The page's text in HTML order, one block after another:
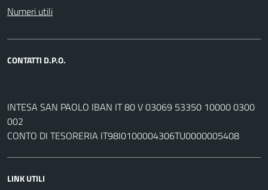
Numeri utili
CONTATTI D.P.O.
INTESA SAN PAOLO IBAN IT 80 V 03069 53350 10000 0300
002
CONTO DI TESORERIA IT98I0100004306TU0000005408
LINK UTILI